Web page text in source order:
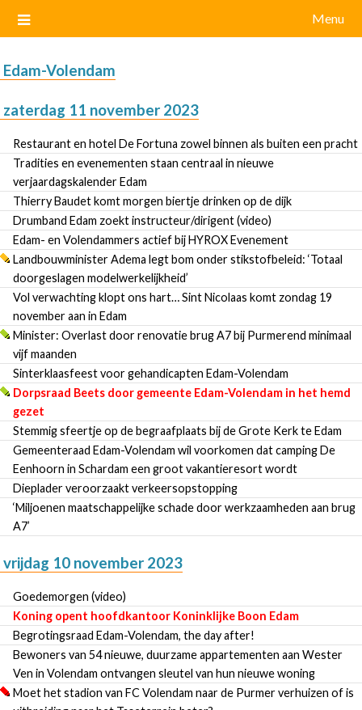
Menu
Edam-Volendam
zaterdag 11 november 2023
Restaurant en hotel De Fortuna zowel binnen als buiten een pracht
Tradities en evenementen staan centraal in nieuwe
verjaardagskalender Edam
Thierry Baudet komt morgen biertje drinken op de dijk
Drumband Edam zoekt instructeur/dirigent (video)
Edam- en Volendammers actief bij HYROX Evenement
Landbouwminister Adema legt bom onder stikstofbeleid: ‘Totaal
doorgeslagen modelwerkelijkheid’
Vol verwachting klopt ons hart… Sint Nicolaas komt zondag 19
november aan in Edam
Minister: Overlast door renovatie brug A7 bij Purmerend minimaal
vijf maanden
Sinterklaasfeest voor gehandicapten Edam-Volendam
Dorpsraad Beets door gemeente Edam-Volendam in het hemd
gezet
Stemmig sfeertje op de begraafplaats bij de Grote Kerk te Edam
Gemeenteraad Edam-Volendam wil voorkomen dat camping De
Eenhoorn in Schardam een groot vakantieresort wordt
Dieplader veroorzaakt verkeersopstopping
‘Miljoenen maatschappelijke schade door werkzaamheden aan brug
A7’
vrijdag 10 november 2023
Goedemorgen (video)
Koning opent hoofdkantoor Koninklijke Boon Edam
Begrotingsraad Edam-Volendam, the day after!
Bewoners van 54 nieuwe, duurzame appartementen aan Wester
Ven in Volendam ontvangen sleutel van hun nieuwe woning
Moet het stadion van FC Volendam naar de Purmer verhuizen of is